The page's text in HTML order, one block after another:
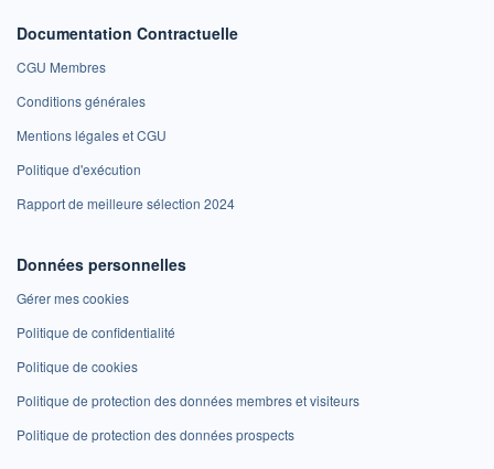
Documentation Contractuelle
CGU Membres
Conditions générales
Mentions légales et CGU
Politique d'exécution
Rapport de meilleure sélection 2024
Données personnelles
Gérer mes cookies
Politique de confidentialité
Politique de cookies
Politique de protection des données membres et visiteurs
Politique de protection des données prospects